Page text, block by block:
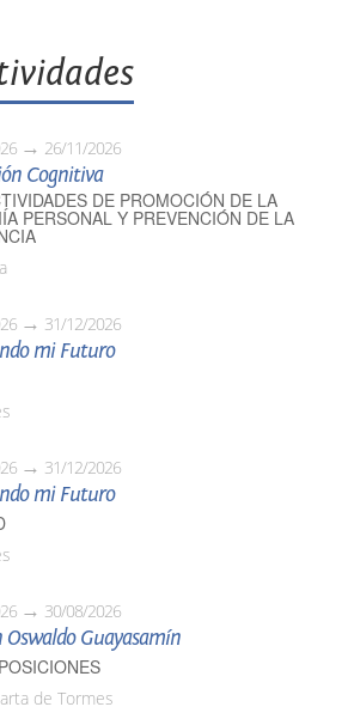
26/11/2026
Cognitiva
DE PROMOCIÓN DE LA
PERSONAL Y PREVENCIÓN DE LA
31/12/2026
mi Futuro
31/12/2026
mi Futuro
30/08/2026
Oswaldo Guayasamín
de Tormes